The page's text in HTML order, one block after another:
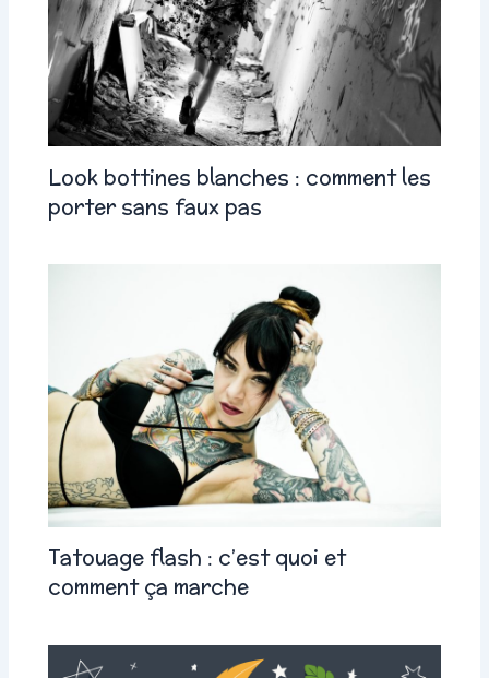
Look bottines blanches : comment les
porter sans faux pas
Tatouage flash : c’est quoi et
comment ça marche